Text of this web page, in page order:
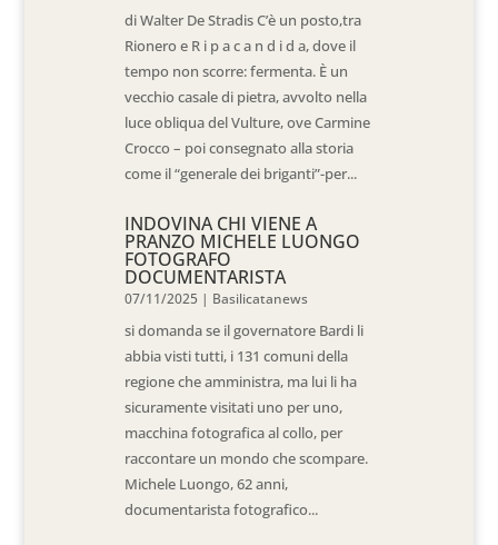
di Walter De Stradis C’è un posto,tra
Rionero e R i p a c a n d i d a, dove il
tempo non scorre: fermenta. È un
vecchio casale di pietra, avvolto nella
luce obliqua del Vulture, ove Carmine
Crocco – poi consegnato alla storia
come il “generale dei briganti”-per...
INDOVINA CHI VIENE A
PRANZO MICHELE LUONGO
FOTOGRAFO
DOCUMENTARISTA
07/11/2025 | Basilicatanews
si domanda se il governatore Bardi li
abbia visti tutti, i 131 comuni della
regione che amministra, ma lui li ha
sicuramente visitati uno per uno,
macchina fotografica al collo, per
raccontare un mondo che scompare.
Michele Luongo, 62 anni,
documentarista fotografico...